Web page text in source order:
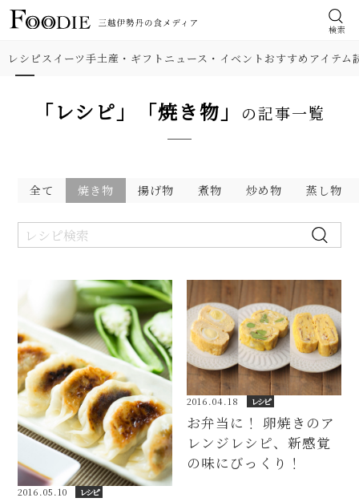
検索
レシピスイーツ手土産・ギフト ニュース・イベントおすすめアイテム
「レシピ」「焼き物」 の記事一覧
全て 焼き物 揚げ物 煮物 炒め物 蒸し物
2016.05.10 レシピ
2016.04.18 レシピ
お弁当に！ 卵焼きのア
レンジレシピ、新感覚
の味にびっくり！